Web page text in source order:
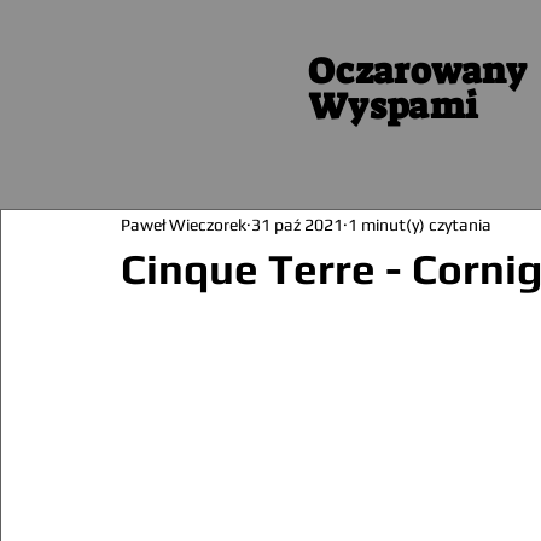
Oczarowany
Wyspami
Cinque Terre -
Paweł Wieczorek 31 paź 2021 1 minut(y) czytania